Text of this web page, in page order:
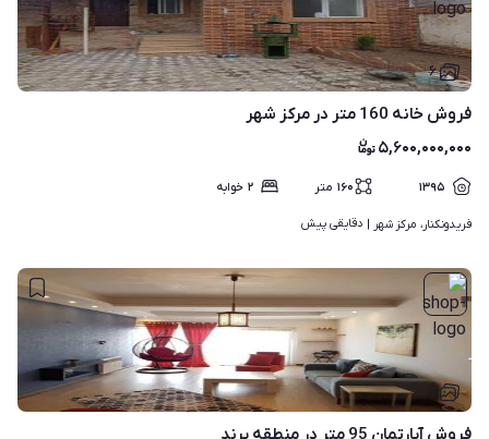
۶
فروش خانه 160 متر در مرکز شهر
۵,۶۰۰,۰۰۰,۰۰۰
۱۳۹۵ ۱۶۰ متر ۲ خوابه
فریدونکنار، مرکز شهر | دقایقی پیش
فروش آپارتمان 95 متر در منطقه برند